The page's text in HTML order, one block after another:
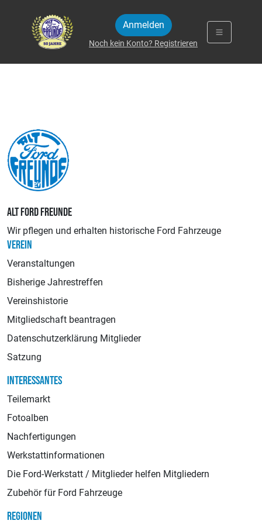
Anmelden
Noch kein Konto? Registrieren
ALT FORD FREUNDE
Wir pflegen und erhalten historische Ford Fahrzeuge
VEREIN
Veranstaltungen
Bisherige Jahrestreffen
Vereinshistorie
Mitgliedschaft beantragen
Datenschutzerklärung Mitglieder
Satzung
INTERESSANTES
Teilemarkt
Fotoalben
Nachfertigungen
Werkstattinformationen
Die Ford-Werkstatt / Mitglieder helfen Mitgliedern
Zubehör für Ford Fahrzeuge
REGIONEN